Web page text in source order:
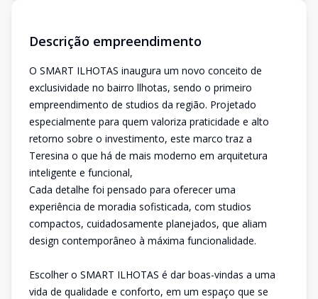
Descrição empreendimento
O SMART ILHOTAS inaugura um novo conceito de
exclusividade no bairro llhotas, sendo o primeiro
empreendimento de studios da região. Projetado
especialmente para quem valoriza praticidade e alto
retorno sobre o investimento, este marco traz a
Teresina o que há de mais moderno em arquitetura
inteligente e funcional,
Cada detalhe foi pensado para oferecer uma
experiência de moradia sofisticada, com studios
compactos, cuidadosamente planejados, que aliam
design contemporâneo à máxima funcionalidade.
Escolher o SMART ILHOTAS é dar boas-vindas a uma
vida de qualidade e conforto, em um espaço que se